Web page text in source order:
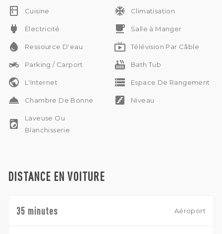
kitchen Cuisine ac_unit Climatisation
power Électricité free_breakfast Salle à Manger
water_drop Ressource D'eau live_tv Télévision Par Câble
two_wheeler Parking / Carport hot_tub Bath Tub
public L'Internet storage Espace De Rangement
room_service Chambre De Bonne stairs Niveau
local_laundry_service
Laveuse Ou
Blanchisserie
DISTANCE EN VOITURE
35 minutes Aéroport